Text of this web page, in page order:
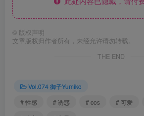
© 版权声明
文章版权归作者所有，未经允许请勿转载。
THE END
Vol.074 御子Yumiko
# 性感
# 诱惑 # cos # 可爱